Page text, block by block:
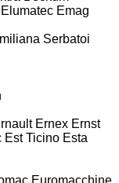
Elumatec Emag
Serbatoi
Ernex Ernst
Est Ticino Esta
Euromacchine